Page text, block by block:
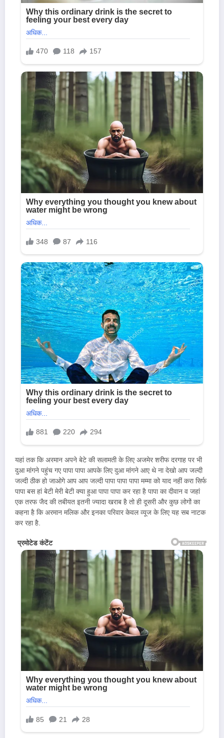
यहां तक कि अरमान अपने बेटे की सलामती के लिए अजमेर शरीफ दरगाह पर भी
दुआ मांगने पहुंच गए पापा पापा आपके लिए दुआ मांगने आए थे ना देखो आप जल्दी
जल्दी ठीक हो जाओगे आप आप जल्दी पापा पापा पापा मम्मा को याद नहीं करा सिर्फ
पापा बस हां बेटी मेरी बेटी क्या हुआ पापा पापा कर रहा है पापा का दीवान व जहां
एक तरफ जैद की तबीयत इतनी ज्यादा खराब है तो ही दूसरी और कुछ लोगों का
कहना है कि अरमान मलिक और इनका परिवार केवल व्यूज के लिए यह सब नाटक
कर रहा है.